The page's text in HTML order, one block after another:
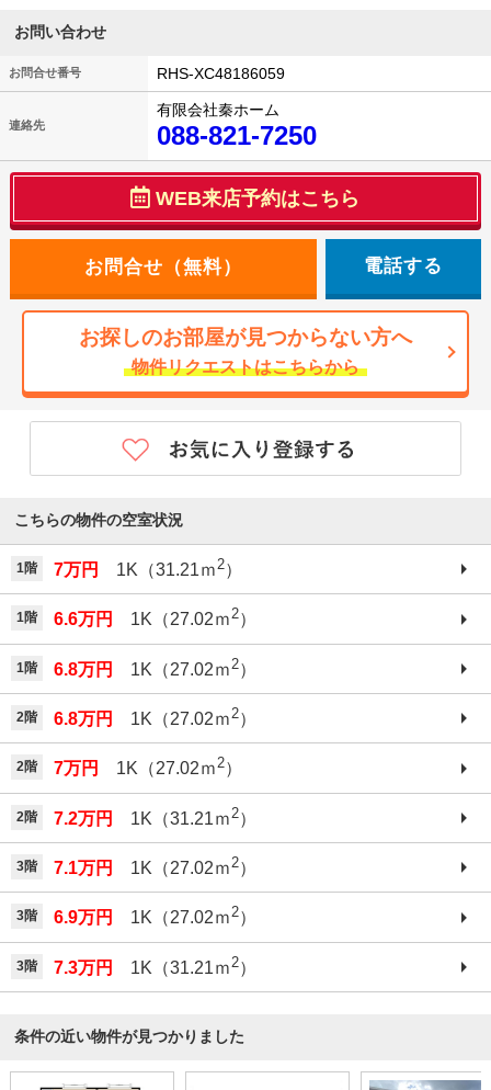
お問い合わせ
お問合せ番号 RHS-XC48186059
連絡先
有限会社秦ホーム
088-821-7250
WEB来店予約はこちら
電話する
お探しのお部屋が見つからない方へ
物件リクエストはこちらから
こちらの物件の空室状況
1階 7万円 1K（31.21ｍ2）
1階 6.6万円 1K（27.02ｍ2）
1階 6.8万円 1K（27.02ｍ 2）
2階 6.8万円 1K（27.02ｍ2）
2階 7万円 1K（27.02ｍ2）
2階 7.2万円 1K（31.21ｍ 2）
3階 7.1万円 1K（27.02ｍ2）
3階 6.9万円 1K（27.02ｍ2）
3階 7.3万円 1K（31.21ｍ 2）
条件の近い物件が見つかりました